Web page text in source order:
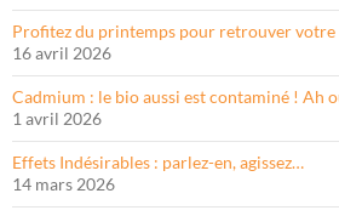
Profitez du printemps pour retrouver
16 avril 2026
Cadmium : le bio aussi est contaminé ! Ah
1 avril 2026
Effets Indésirables : parlez-en, agissez…
14 mars 2026